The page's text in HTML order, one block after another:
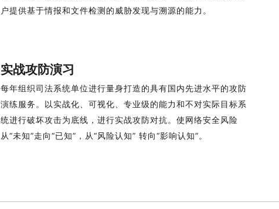
户提供基于情报和文件检测的威胁发现与溯源的能力。
实战攻防演习
每年组织司法系统单位进行量身打造的具有国内先进水平的攻防
演练服务。以实战化、可视化、专业级的能力和不对实际目标系
统进行破坏攻击为底线，进行实战攻防对抗。使网络安全风险
从“未知”走向“已知”，从“风险认知” 转向“影响认知”。